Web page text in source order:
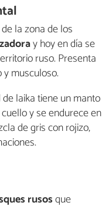
la zona de los
y hoy en día se
ruso. Presenta
musculoso.
laika tiene un manto
y se endurece en
de gris con rojizo,
rusosque